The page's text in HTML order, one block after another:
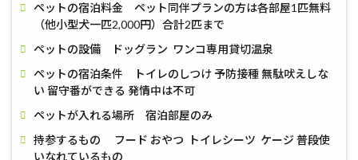
ペットの宿泊料金 ペット同伴プランの方は各部屋1匹無料
（他小型犬一匹2,000円）合計2匹まで
ペットの設備 ドッグラン ワンコ専用貸切温泉
ペットの宿泊条件 トイレのしつけ 予防接種 無駄吠えしな
い 留守番ができる 発情中は不可
ペットが入れる場所 宿泊部屋のみ
持参するもの フード おやつ トイレシーツ ケージ 普段使
いなれているもの